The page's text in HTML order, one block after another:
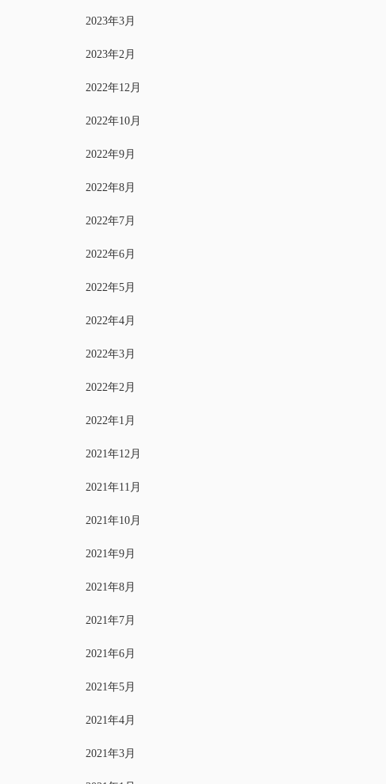
2023年3月
2023年2月
2022年12月
2022年10月
2022年9月
2022年8月
2022年7月
2022年6月
2022年5月
2022年4月
2022年3月
2022年2月
2022年1月
2021年12月
2021年11月
2021年10月
2021年9月
2021年8月
2021年7月
2021年6月
2021年5月
2021年4月
2021年3月